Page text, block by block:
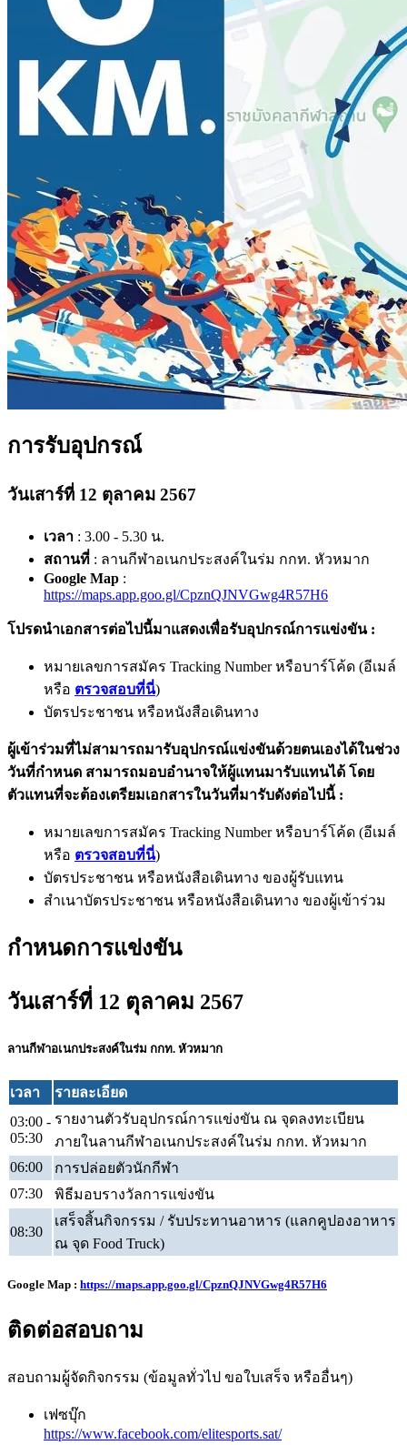
การรับอุปกรณ์
วันเสาร์ที่ 12 ตุลาคม 2567
เวลา : 3.00 - 5.30 น.
สถานที่ : ลานกีฬาอเนกประสงค์ในร่ม กกท. หัวหมาก
Google Map :
https://maps.app.goo.gl/CpznQJNVGwg4R57H6
โปรดนำเอกสารต่อไปนี้มาแสดงเพื่อรับอุปกรณ์การแข่งขัน :
หมายเลขการสมัคร Tracking Number หรือบาร์โค้ด (อีเมล์
หรือ ตรวจสอบที่นี่)
บัตรประชาชน หรือหนังสือเดินทาง
ผู้เข้าร่วมที่ไม่สามารถมารับอุปกรณ์แข่งขันด้วยตนเองได้ในช่วง
วันที่กำหนด สามารถมอบอำนาจให้ผู้แทนมารับแทนได้ โดย
ตัวแทนที่จะต้องเตรียมเอกสารในวันที่มารับดังต่อไปนี้ :
หมายเลขการสมัคร Tracking Number หรือบาร์โค้ด (อีเมล์
หรือ ตรวจสอบที่นี่)
บัตรประชาชน หรือหนังสือเดินทาง ของผู้รับแทน
สำเนาบัตรประชาชน หรือหนังสือเดินทาง ของผู้เข้าร่วม
กำหนดการแข่งขัน
วันเสาร์ที่ 12 ตุลาคม 2567
ลานกีฬาอเนกประสงค์ในร่ม กกท. หัวหมาก
เวลา
รายละเอียด
03:00 -
05:30
รายงานตัวรับอุปกรณ์การแข่งขัน ณ จุดลงทะเบียน
ภายในลานกีฬาอเนกประสงค์ในร่ม กกท. หัวหมาก
06:00
การปล่อยตัวนักกีฬา
07:30
พิธีมอบรางวัลการแข่งขัน
08:30
เสร็จสิ้นกิจกรรม / รับประทานอาหาร (แลกคูปองอาหาร
ณ จุด Food Truck)
Google Map : https://maps.app.goo.gl/CpznQJNVGwg4R57H6
ติดต่อสอบถาม
สอบถามผู้จัดกิจกรรม (ข้อมูลทั่วไป ขอใบเสร็จ หรืออื่นๆ)
เฟซบุ๊ก
https://www.facebook.com/elitesports.sat/